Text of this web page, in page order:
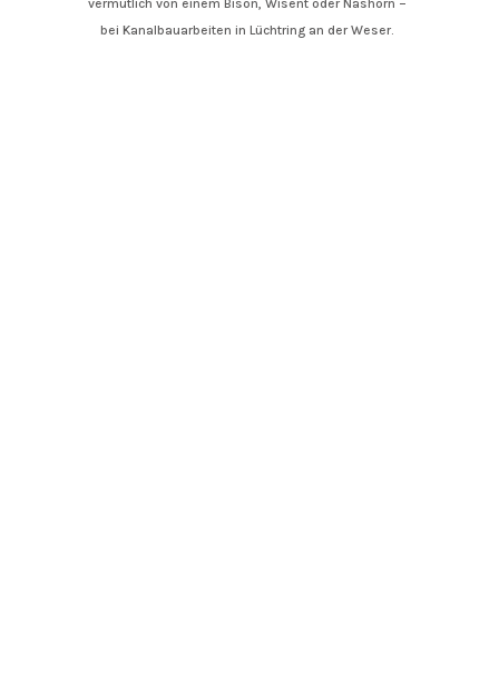
vermutlich von einem Bison, Wisent oder Nashorn –
bei Kanalbauarbeiten in Lüchtring an der Weser.